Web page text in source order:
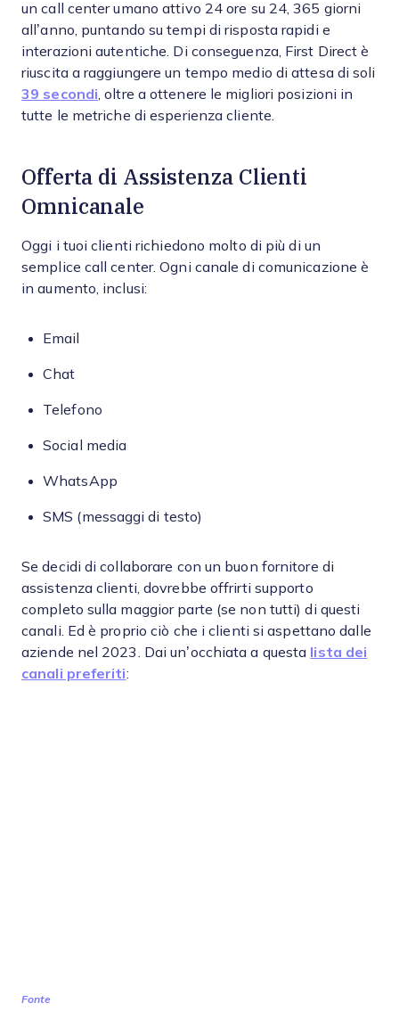
un call center umano attivo 24 ore su 24, 365 giorni
all’anno, puntando su tempi di risposta rapidi e
interazioni autentiche. Di conseguenza, First Direct è
riuscita a raggiungere un tempo medio di attesa di soli
39 secondi , oltre a ottenere le migliori posizioni in
tutte le metriche di esperienza cliente.
Offerta di Assistenza Clienti
Omnicanale
Oggi i tuoi clienti richiedono molto di più di un
semplice call center. Ogni canale di comunicazione è
in aumento, inclusi:
Email
Chat
Telefono
Social media
WhatsApp
SMS (messaggi di testo)
Se decidi di collaborare con un buon fornitore di
assistenza clienti, dovrebbe offrirti supporto
completo sulla maggior parte (se non tutti) di questi
canali. Ed è proprio ciò che i clienti si aspettano dalle
aziende nel 2023. Dai un’occhiata a questa lista dei
canali preferiti:
Fonte